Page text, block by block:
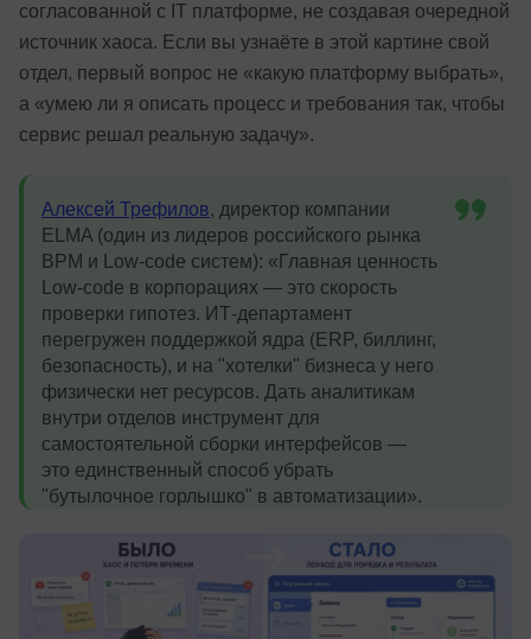
согласованной с IT платформе, не создавая очередной
источник хаоса. Если вы узнаёте в этой картине свой
отдел, первый вопрос не «какую платформу выбрать»,
а «умею ли я описать процесс и требования так, чтобы
сервис решал реальную задачу».
Алексей Трефилов, директор компании
ELMA (один из лидеров российского рынка
BPM и Low-code систем): «Главная ценность
Low-code в корпорациях — это скорость
проверки гипотез. ИТ-департамент
перегружен поддержкой ядра (ERP, биллинг,
безопасность), и на "хотелки" бизнеса у него
физически нет ресурсов. Дать аналитикам
внутри отделов инструмент для
самостоятельной сборки интерфейсов —
это единственный способ убрать
"бутылочное горлышко" в автоматизации».